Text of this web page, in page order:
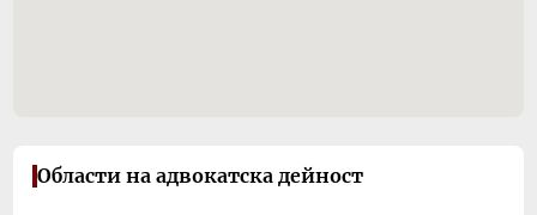
Области на адвокатска дейност